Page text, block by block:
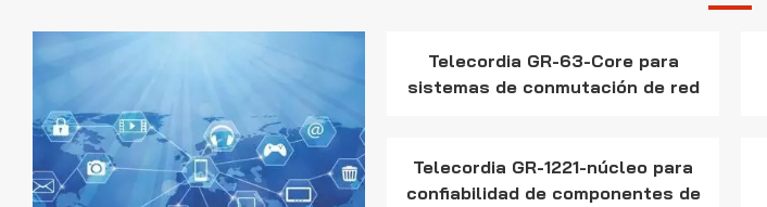
Telecordia GR-63-Core para
sistemas de conmutación de red
Telecordia GR-1221-núcleo para
confiabilidad de componentes de